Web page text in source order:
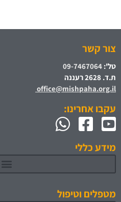
צור קשר
טל': 09-7467064
ת.ד. 2628 רעננה
office@mishpaha.org.il
עקבו אחרינו:
מידע כללי
מטפלים וטיפול